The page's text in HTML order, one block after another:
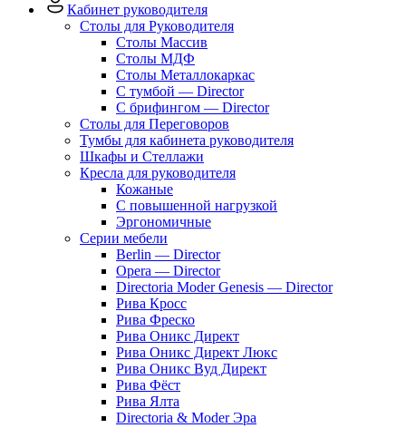
Кабинет руководителя
Столы для Руководителя
Столы Массив
Столы МДФ
Столы Металлокаркас
С тумбой — Director
C брифингом — Director
Столы для Переговоров
Тумбы для кабинета руководителя
Шкафы и Стеллажи
Кресла для руководителя
Кожаные
С повышенной нагрузкой
Эргономичные
Серии мебели
Berlin — Director
Opera — Director
Directoria Moder Genesis — Director
Рива Кросс
Рива Фреско
Рива Оникс Директ
Рива Оникс Директ Люкс
Рива Оникс Вуд Директ
Рива Фёст
Рива Ялта
Directoria & Moder Эра